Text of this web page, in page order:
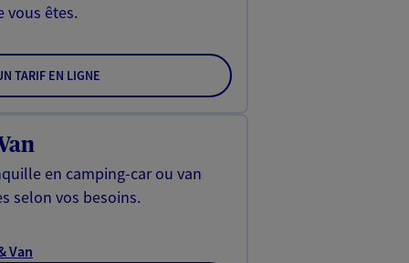
vous êtes.
TARIF EN LIGNE
en camping-car ou van
selon vos besoins.
Van